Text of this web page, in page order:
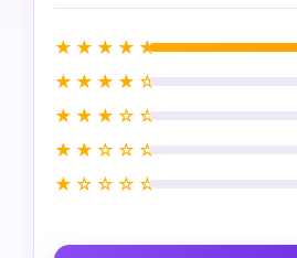
★★★★★
★★★★☆
★★★☆☆
★★☆☆☆
★☆☆☆☆